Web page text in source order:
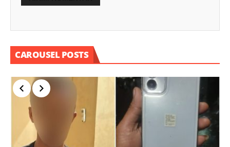
CAROUSEL POSTS